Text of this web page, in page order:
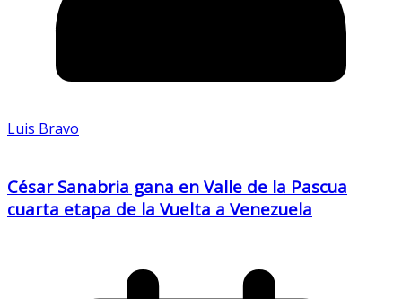
Luis Bravo
César Sanabria gana en Valle de la Pascua
cuarta etapa de la Vuelta a Venezuela